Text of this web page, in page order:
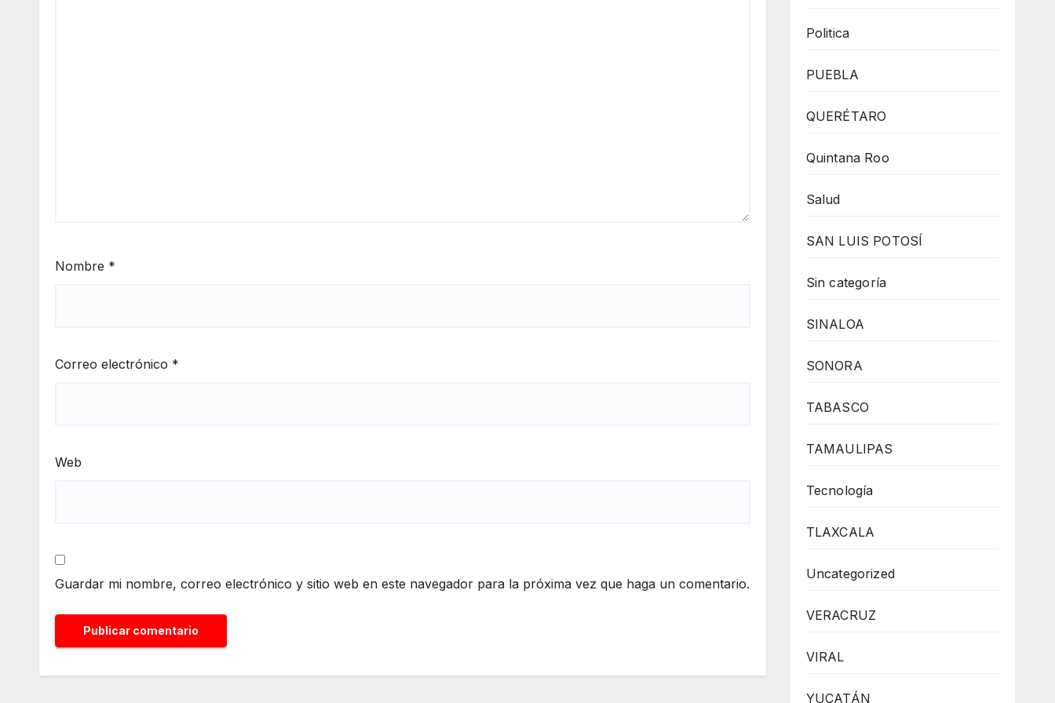
Nombre *
Correo electrónico *
Web
Guardar mi nombre, correo electrónico y sitio web en este navegador para la próxima vez que haga un comentario.
Politica
PUEBLA
QUERÉTARO
Quintana Roo
Salud
SAN LUIS POTOSÍ
Sin categoría
SINALOA
SONORA
TABASCO
TAMAULIPAS
Tecnología
TLAXCALA
Uncategorized
VERACRUZ
VIRAL
YUCATÁN